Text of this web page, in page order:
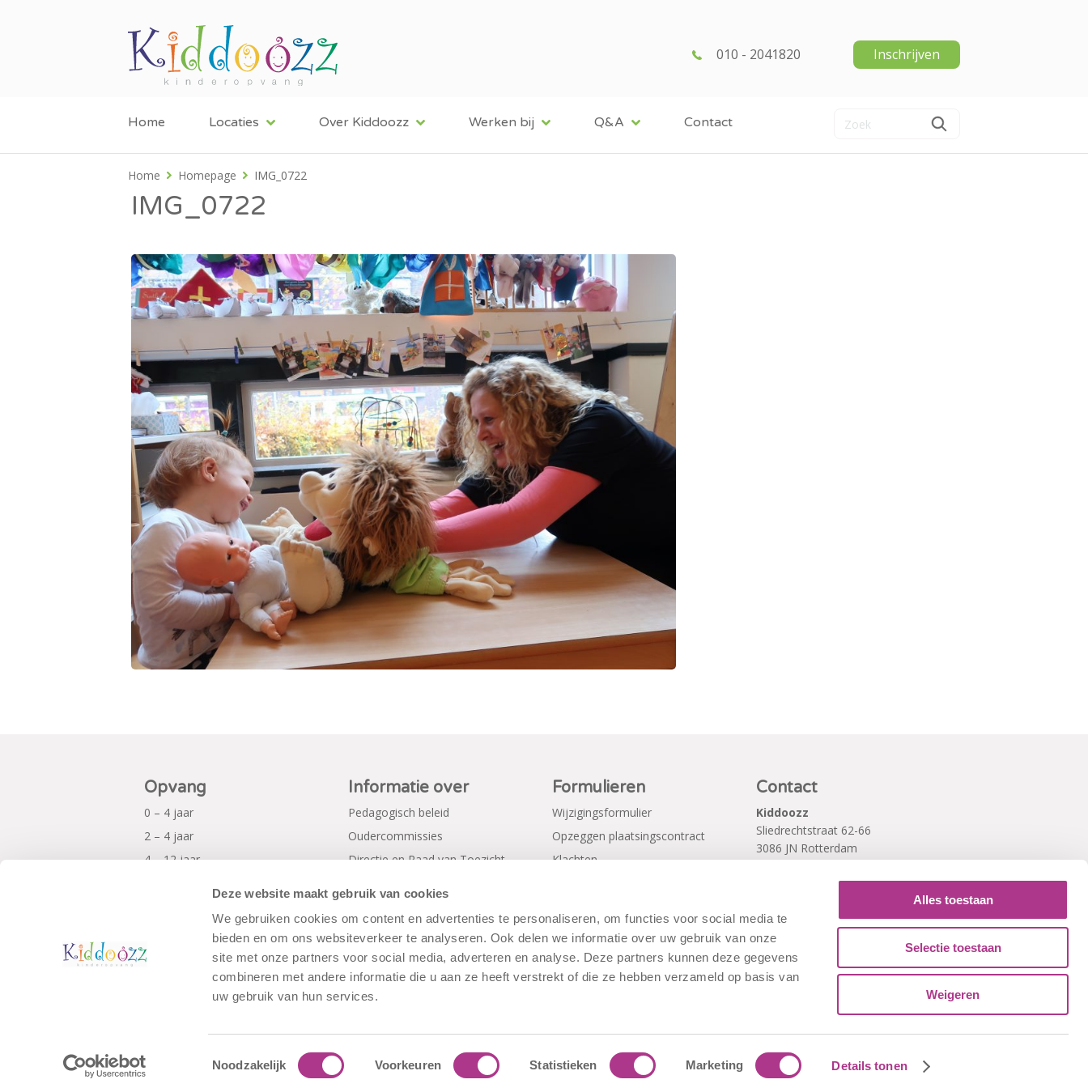
Deze website maakt gebruik van cookies
We gebruiken cookies om content en advertenties te personaliseren, om functies voor social media te
bieden en om ons websiteverkeer te analyseren. Ook delen we informatie over uw gebruik van onze
site met onze partners voor social media, adverteren en analyse. Deze partners kunnen deze gegevens
combineren met andere informatie die u aan ze heeft verstrekt of die ze hebben verzameld op basis van
uw gebruik van hun services.
Toestemmingsselectie
Noodzakelijk Voorkeuren Statistieken Marketing Details tonen
Alles toestaan
Selectie toestaan
Weigeren
010 - 2041820 Inschrijven
Home Locaties Over Kiddoozz Werken bij Q&A Contact
Home Homepage IMG_0722
IMG_0722
Opvang
0 – 4 jaar
2 – 4 jaar
4 – 12 jaar
Informatie over
Pedagogisch beleid
Oudercommissies
Directie en Raad van Toezicht
Formulieren
Wijzigingsformulier
Opzeggen plaatsingscontract
Klachten
Contact
Kiddoozz
Sliedrechtstraat 62-66
3086 JN Rotterdam
© Copyright - Kiddoozz Algemene Voorwaarden|Disclaimer | Cookiebeleid